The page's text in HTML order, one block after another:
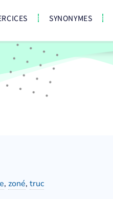
SYNONYMES
, zoné, truc